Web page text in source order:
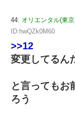
44: オリエンタル(東
ID:hwQZk0M60
>>12
変更してるん
と言ってもお
ろう